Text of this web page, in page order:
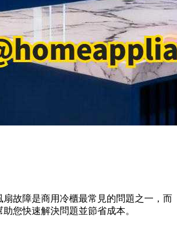
故障是商用冷櫃最常見的問題之一，而
您快速解決問題並節省成本。